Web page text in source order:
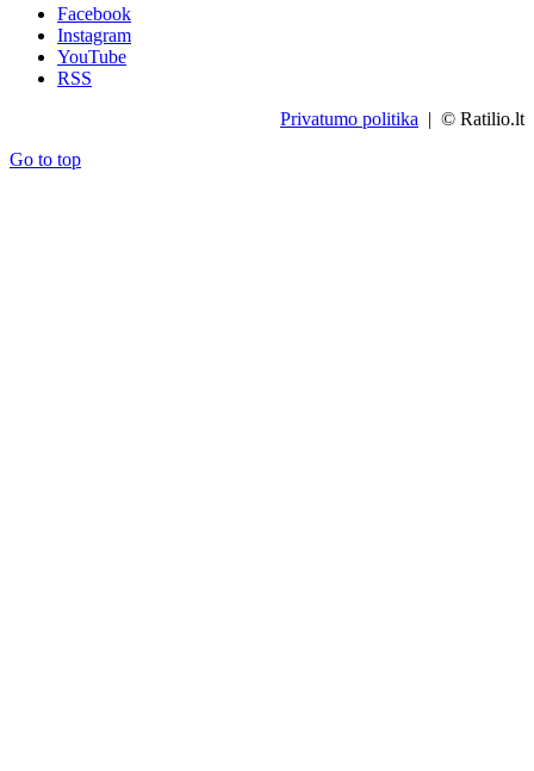
Facebook
Instagram
YouTube
RSS
Privatumo politika | © Ratilio.lt
Go to top